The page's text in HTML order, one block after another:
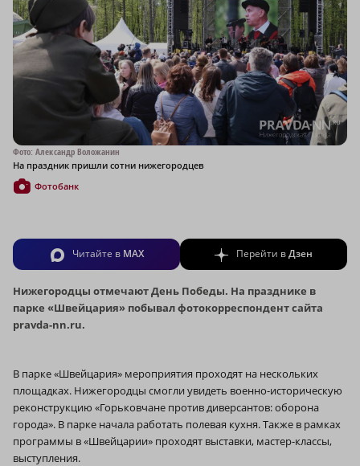
Фото: Александр Воложанин
На праздник пришли сотни нижегородцев
Фотобанк
Читайте в MAX Перейти вДзен
Нижегородцы отмечают День Победы. На празднике в
парке «Швейцария» побывал фотокорреспондент сайта
pravda-nn.ru.
В парке «Швейцария» мероприятия проходят на нескольких
площадках. Нижегородцы смогли увидеть военно-историческую
реконструкцию «Горьковчане против диверсантов: оборона
города». В парке начала работать полевая кухня. Также в рамках
программы в «Швейцарии» проходят выставки, мастер-классы,
выступления.